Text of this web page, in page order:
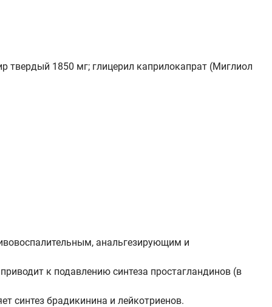
твердый 1850 мг; глицерил каприлокапрат (Миглиол
анальгезирующим и
к подавлению синтеза простагландинов (в
синтез брадикинина и лейкотриенов.